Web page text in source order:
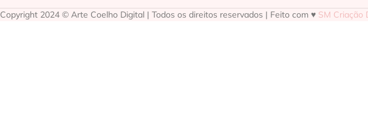
Copyright 2024 © Arte Coelho Digital | Todos os direitos reservados | Feito com ♥ SM Criação